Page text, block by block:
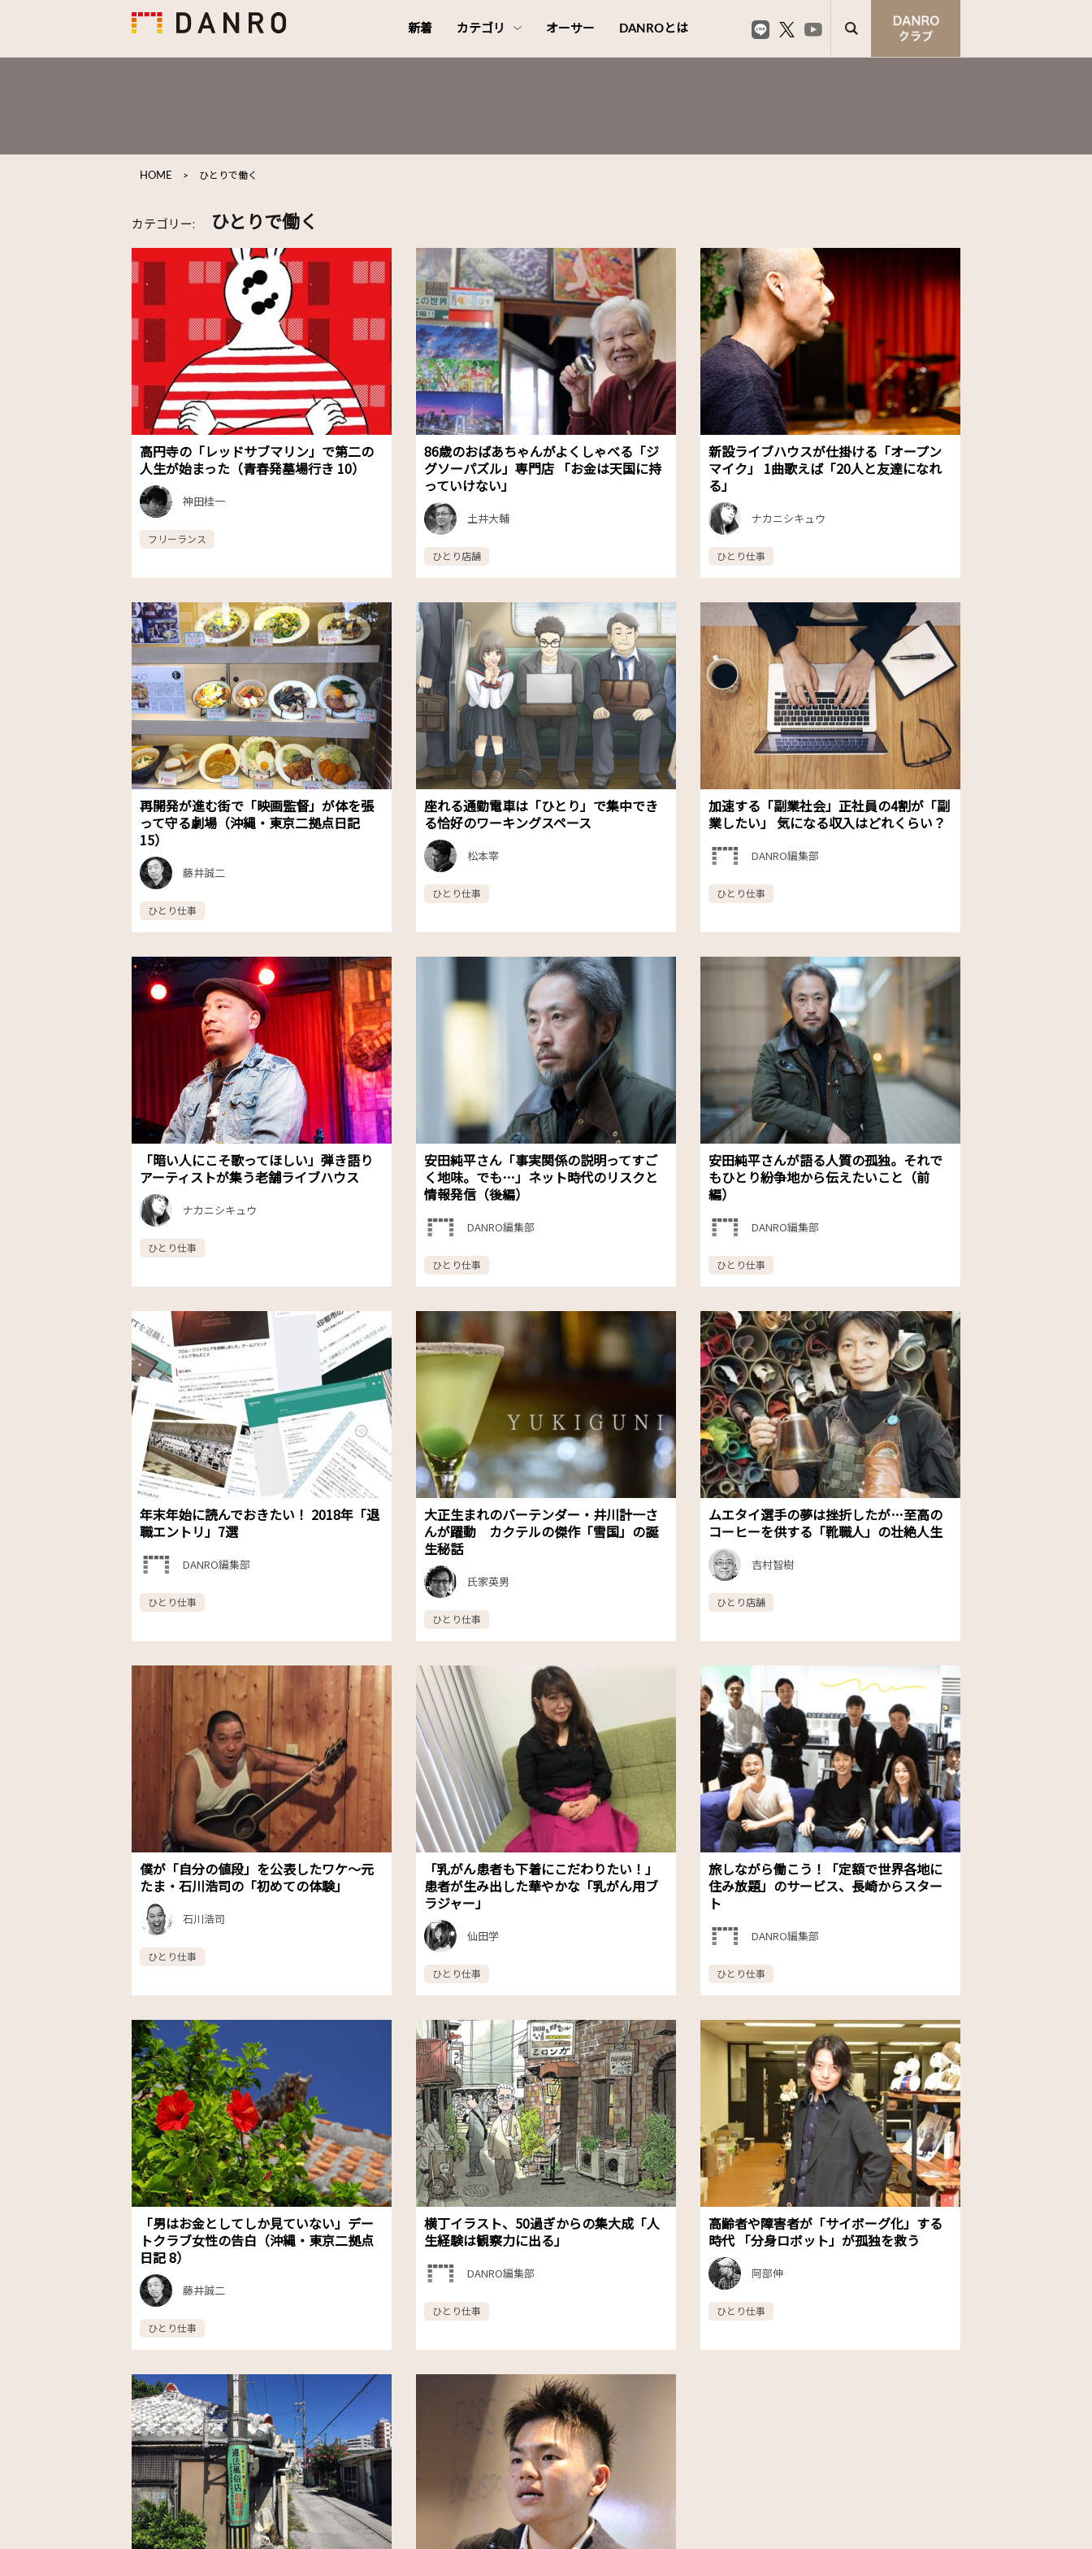
新着 カテゴリ オーサー DANROとは
HOME > ひとりで働く
カテゴリー: ひとりで働く
高円寺の「レッドサブマリン」で第二の
人生が始まった（青春発墓場行き 10）
神田桂一
フリーランス
86歳のおばあちゃんがよくしゃべる「ジ
グソーパズル」専門店 「お金は天国に持
っていけない」
土井大輔
ひとり店舗
新設ライブハウスが仕掛ける「オープン
マイク」 1曲歌えば「20人と友達になれ
る」
ナカニシキュウ
ひとり仕事
再開発が進む街で「映画監督」が体を張
って守る劇場（沖縄・東京二拠点日記
15）
藤井誠二
ひとり仕事
座れる通勤電車は「ひとり」で集中でき
る恰好のワーキングスペース
松本宰
ひとり仕事
加速する「副業社会」正社員の4割が「副
業したい」 気になる収入はどれくらい？
DANRO編集部
ひとり仕事
「暗い人にこそ歌ってほしい」弾き語り
アーティストが集う老舗ライブハウス
ナカニシキュウ
ひとり仕事
安田純平さん「事実関係の説明ってすご
く地味。でも…」ネット時代のリスクと
情報発信（後編）
DANRO編集部
ひとり仕事
安田純平さんが語る人質の孤独。それで
もひとり紛争地から伝えたいこと（前
編）
DANRO編集部
ひとり仕事
年末年始に読んでおきたい！ 2018年「退
職エントリ」7選
DANRO編集部
ひとり仕事
大正生まれのバーテンダー・井川計一さ
んが躍動 カクテルの傑作「雪国」の誕
生秘話
氏家英男
ひとり仕事
ムエタイ選手の夢は挫折したが…至高の
コーヒーを供する「靴職人」の壮絶人生
吉村智樹
ひとり店舗
僕が「自分の値段」を公表したワケ～元
たま・石川浩司の「初めての体験」
石川浩司
ひとり仕事
「乳がん患者も下着にこだわりたい！」
患者が生み出した華やかな「乳がん用ブ
ラジャー」
仙田学
ひとり仕事
旅しながら働こう！「定額で世界各地に
住み放題」のサービス、長崎からスター
ト
DANRO編集部
ひとり仕事
「男はお金としてしか見ていない」デー
トクラブ女性の告白（沖縄・東京二拠点
日記 8）
藤井誠二
ひとり仕事
横丁イラスト、50過ぎからの集大成「人
生経験は観察力に出る」
DANRO編集部
ひとり仕事
高齢者や障害者が「サイボーグ化」する
時代 「分身ロボット」が孤独を救う
阿部伸
ひとり仕事